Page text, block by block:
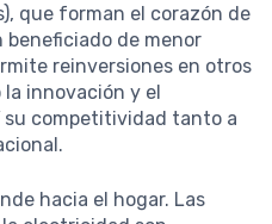
que forman el corazón de
beneficiado de menor
reinversiones en otros
innovación y el
su competitividad tanto a
hacia el hogar. Las